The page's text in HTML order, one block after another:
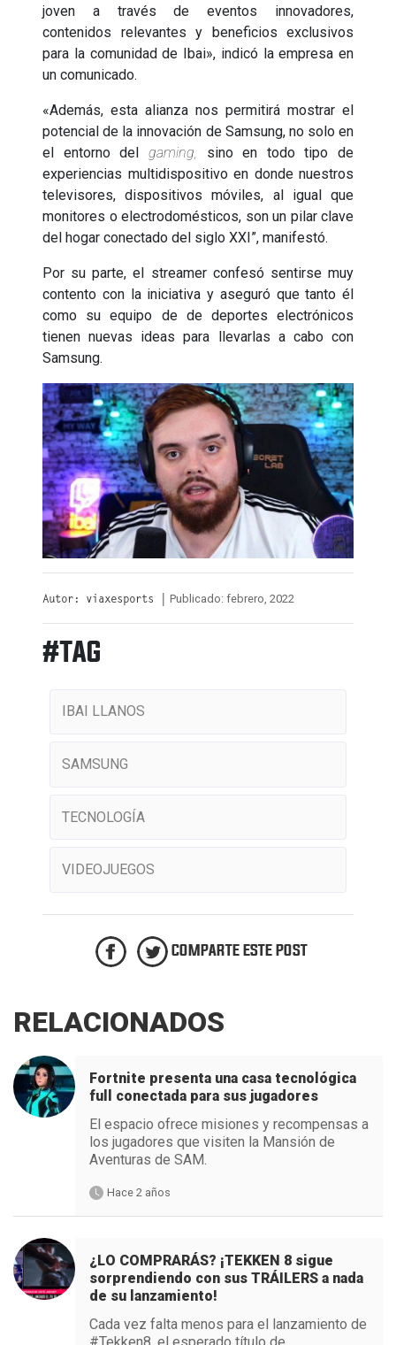
joven a través de eventos innovadores,
contenidos relevantes y beneficios exclusivos
para la comunidad de Ibai», indicó la empresa en
un comunicado.
«Además, esta alianza nos permitirá mostrar el
potencial de la innovación de Samsung, no solo en
el entorno del gaming, sino en todo tipo de
experiencias multidispositivo en donde nuestros
televisores, dispositivos móviles, al igual que
monitores o electrodomésticos, son un pilar clave
del hogar conectado del siglo XXI”, manifestó.
Por su parte, el streamer confesó sentirse muy
contento con la iniciativa y aseguró que tanto él
como su equipo de de deportes electrónicos
tienen nuevas ideas para llevarlas a cabo con
Samsung.
Autor: viaxesports | Publicado: febrero, 2022
#TAG
IBAI LLANOS
SAMSUNG
TECNOLOGÍA
VIDEOJUEGOS
COMPARTE ESTE POST
RELACIONADOS
Fortnite presenta una casa tecnológica
full conectada para sus jugadores
El espacio ofrece misiones y recompensas a
los jugadores que visiten la Mansión de
Aventuras de SAM.
Hace 2 años
¿LO COMPRARÁS? ¡TEKKEN 8 sigue
sorprendiendo con sus TRÁILERS a nada
de su lanzamiento!
Cada vez falta menos para el lanzamiento de